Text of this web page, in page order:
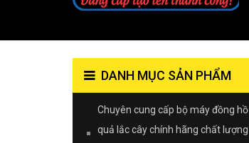
DANH MỤC SẢN PHẨM
Chuyên cung cấp bộ máy đồng hồ
quả lắc cây chính hãng chất lượng